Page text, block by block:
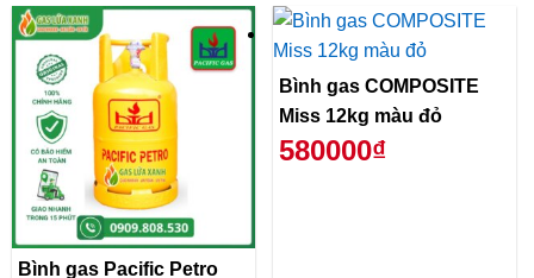
Bình gas Pacific Petro
Bình gas COMPOSITE
Miss 12kg màu đỏ
580000₫